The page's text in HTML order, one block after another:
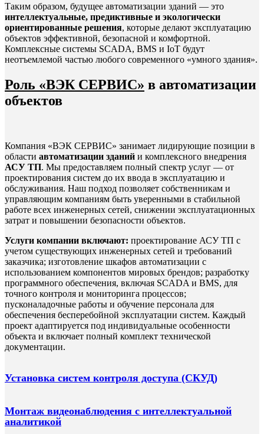
Таким образом, будущее автоматизации зданий — это
интеллектуальные, предиктивные и экологически
ориентированные решения, которые делают эксплуатацию
объектов эффективной, безопасной и комфортной.
Комплексные системы SCADA, BMS и IoT будут
неотъемлемой частью любого современного «умного здания».
Роль «ВЭК СЕРВИС» в автоматизации
объектов
Компания «ВЭК СЕРВИС» занимает лидирующие позиции в
области автоматизации зданий и комплексного внедрения
АСУ ТП. Мы предоставляем полный спектр услуг — от
проектирования систем до их ввода в эксплуатацию и
обслуживания. Наш подход позволяет собственникам и
управляющим компаниям быть уверенными в стабильной
работе всех инженерных сетей, снижении эксплуатационных
затрат и повышении безопасности объектов.
Услуги компании включают: проектирование АСУ ТП с
учетом существующих инженерных сетей и требований
заказчика; изготовление шкафов автоматизации с
использованием компонентов мировых брендов; разработку
программного обеспечения, включая SCADA и BMS, для
точного контроля и мониторинга процессов;
пусконаладочные работы и обучение персонала для
обеспечения бесперебойной эксплуатации систем. Каждый
проект адаптируется под индивидуальные особенности
объекта и включает полный комплект технической
документации.
Установка систем контроля доступа (СКУД)
Монтаж видеонаблюдения с интеллектуальной
аналитикой